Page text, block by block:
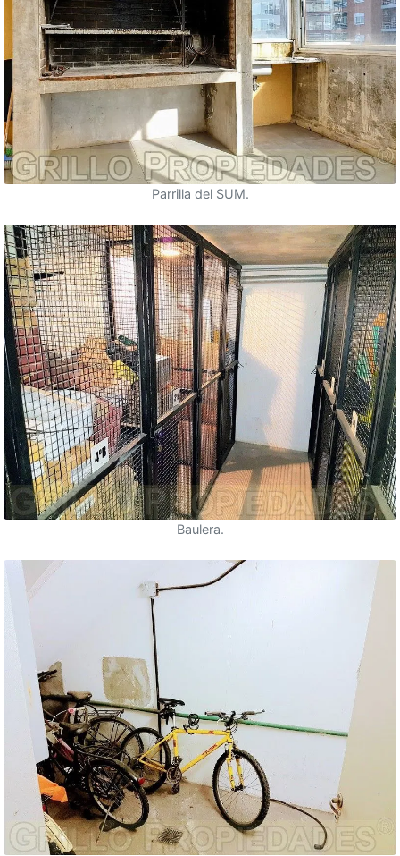
Parrilla del SUM.
Baulera.